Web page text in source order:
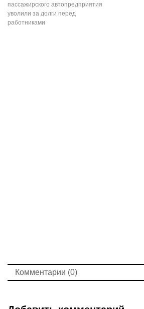
пассажирского автопредприятия
уволили за долги перед
работниками
Комментарии (0)